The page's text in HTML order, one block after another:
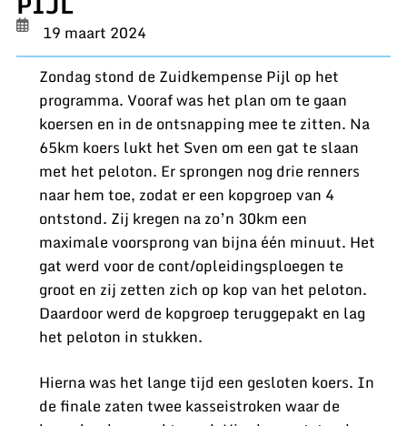
19 maart 2024
Zondag stond de Zuidkempense Pijl op het
programma. Vooraf was het plan om te gaan
koersen en in de ontsnapping mee te zitten. Na
65km koers lukt het Sven om een gat te slaan
met het peloton. Er sprongen nog drie renners
naar hem toe, zodat er een kopgroep van 4
ontstond. Zij kregen na zo’n 30km een
maximale voorsprong van bijna één minuut. Het
gat werd voor de cont/opleidingsploegen te
groot en zij zetten zich op kop van het peloton.
Daardoor werd de kopgroep teruggepakt en lag
het peloton in stukken.
Hierna was het lange tijd een gesloten koers. In
de finale zaten twee kasseistroken waar de